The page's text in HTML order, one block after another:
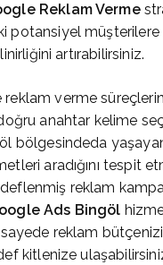
Reklam Verme
potansiyel müşterilere
artırabilirsiniz.
reklam verme
anahtar kelime
bölgesindeda
aradığını tespit
reklam
Ads Bingöl
sayede reklam
kitlenize